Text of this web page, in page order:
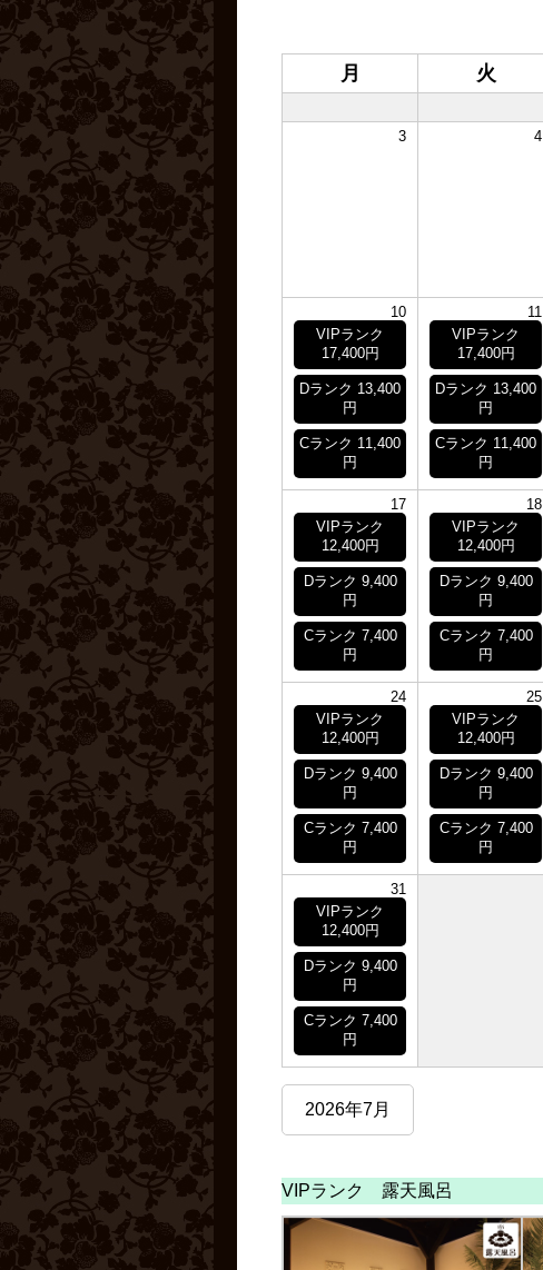
月 火
3
4
10
VIPランク
17,400円
Dランク 13,400
円
Cランク 11,400
円
11
VIPランク
17,400円
Dランク 13,400
円
Cランク 11,400
円
17
VIPランク
12,400円
Dランク 9,400
円
Cランク 7,400
円
18
VIPランク
12,400円
Dランク 9,400
円
Cランク 7,400
円
24
VIPランク
12,400円
Dランク 9,400
円
Cランク 7,400
円
25
VIPランク
12,400円
Dランク 9,400
円
Cランク 7,400
円
31
VIPランク
12,400円
Dランク 9,400
円
Cランク 7,400
円
2026年7月
VIPランク 露天風呂